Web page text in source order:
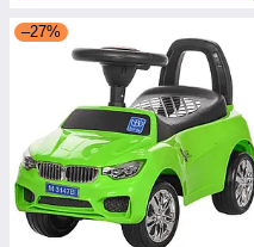
–27%